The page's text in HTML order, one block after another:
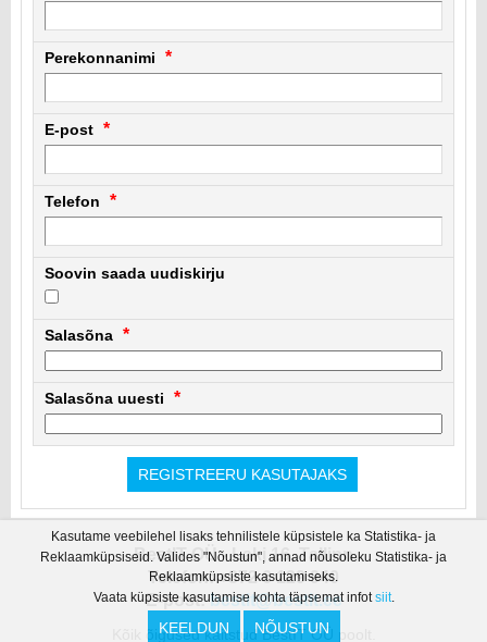
Perekonnanimi
E-post
Telefon
Soovin saada uudiskirju
Salasõna
Salasõna uuesti
BestIT OÜ - Laki 16, Tallinn
Telefon: +372 6 129 940
E-post:bestit@bestit.ee
Kõik õigused kaitstud BestIT OÜ poolt.
Kasutame veebilehel lisaks tehnilistele küpsistele ka Statistika- ja
Reklaamküpsiseid. Valides "Nõustun", annad nõusoleku Statistika- ja
Reklaamküpsiste kasutamiseks.
Vaata küpsiste kasutamise kohta täpsemat infotsiit.
KEELDUN NÕUSTUN